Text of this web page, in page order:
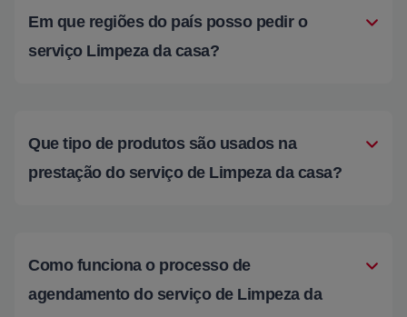
Em que regiões do país posso pedir o
serviço Limpeza da casa?
Que tipo de produtos são usados na
prestação do serviço de Limpeza da casa?
Como funciona o processo de
agendamento do serviço de Limpeza da